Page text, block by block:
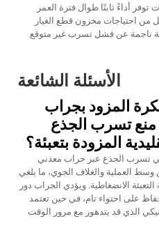
أداءً ثابتًا طوال فترة العمر
من احتياجات مخزون قطع الغيار
ناجمة عن فشل تسرب غير متوقع
الأسئلة الشائعة
المزود بجراب
منع تسرب الجذع
المزودة بتعبئة؟
تسرب الجذع عبر جراب معدني
العملية والغلاف الجوي، ما يلغي
الانضغاطية. ويؤدي الجراب دور
على احتواء تام، في حين تعتمد
الذي قد يتدهور مع مرور الوقت